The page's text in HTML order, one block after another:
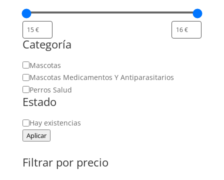
Categoría
Categoría
Mascotas
Mascotas Medicamentos Y Antiparasitarios
Perros Salud
Estado
Estado
Hay existencias
Aplicar
Filtrar por precio